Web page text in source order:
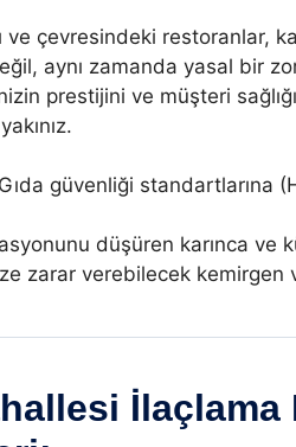
ve çevresindeki restoranlar,
aynı zamanda yasal bir
prestijini ve müşteri
Gıda güvenliği standartlarına
düşüren karınca ve
zarar verebilecek kemirgen